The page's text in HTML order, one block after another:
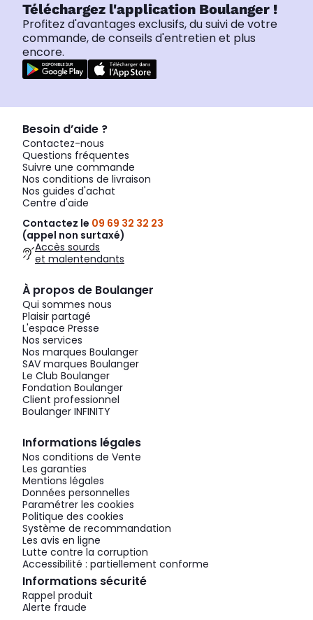
Téléchargez l'application Boulanger !
Profitez d'avantages exclusifs, du suivi de votre
commande, de conseils d'entretien et plus
encore.
Besoin d’aide ?
Contactez-nous
Questions fréquentes
Suivre une commande
Nos conditions de livraison
Nos guides d'achat
Centre d'aide
Contactez le 09 69 32 32 23
(appel non surtaxé)
Accès sourds
et malentendants
À propos de Boulanger
Qui sommes nous
Plaisir partagé
L'espace Presse
Nos services
Nos marques Boulanger
SAV marques Boulanger
Le Club Boulanger
Fondation Boulanger
Client professionnel
Boulanger INFINITY
Informations légales
Nos conditions de Vente
Les garanties
Mentions légales
Données personnelles
Paramétrer les cookies
Politique des cookies
Système de recommandation
Les avis en ligne
Lutte contre la corruption
Accessibilité : partiellement conforme
Informations sécurité
Rappel produit
Alerte fraude